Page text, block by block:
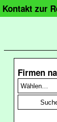
Kontakt zur
Firmen